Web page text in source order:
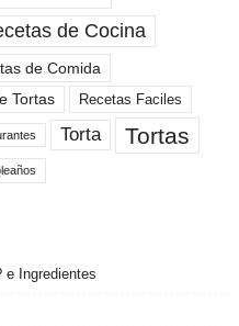
de Cocina
de Comida
Tortas Recetas Faciles
Torta Tortas
e Ingredientes